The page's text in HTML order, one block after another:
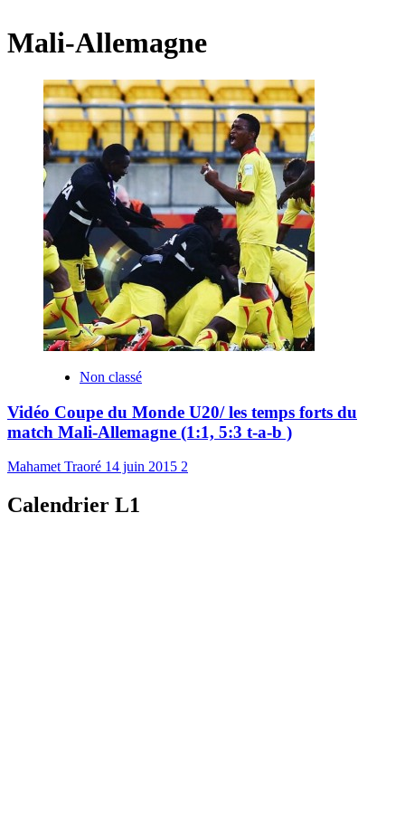
Mali-Allemagne
Non classé
Vidéo Coupe du Monde U20/ les temps forts du
match Mali-Allemagne (1:1, 5:3 t-a-b )
Mahamet Traoré 14 juin 2015 2
Calendrier L1